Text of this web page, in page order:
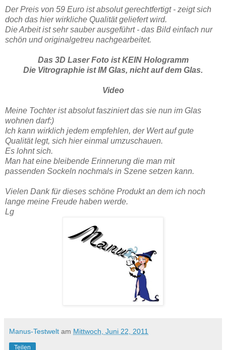
Der Preis von 59 Euro ist absolut gerechtfertigt - zeigt sich
doch das hier wirkliche Qualität geliefert wird.
Die Arbeit ist sehr sauber ausgeführt - das Bild einfach nur
schön und originalgetreu nachgearbeitet.
Das 3D Laser Foto ist KEIN Hologramm
Die Vitrographie ist IM Glas, nicht auf dem Glas.
Video
Meine Tochter ist absolut fasziniert das sie nun im Glas
wohnen darf:)
Ich kann wirklich jedem empfehlen, der Wert auf gute
Qualität legt, sich hier einmal umzuschauen.
Es lohnt sich.
Man hat eine bleibende Erinnerung die man mit
passenden Sockeln nochmals in Szene setzen kann.
Vielen Dank für dieses schöne Produkt an dem ich noch
lange meine Freude haben werde.
Lg
Manus-Testwelt am Mittwoch, Juni 22, 2011
Teilen